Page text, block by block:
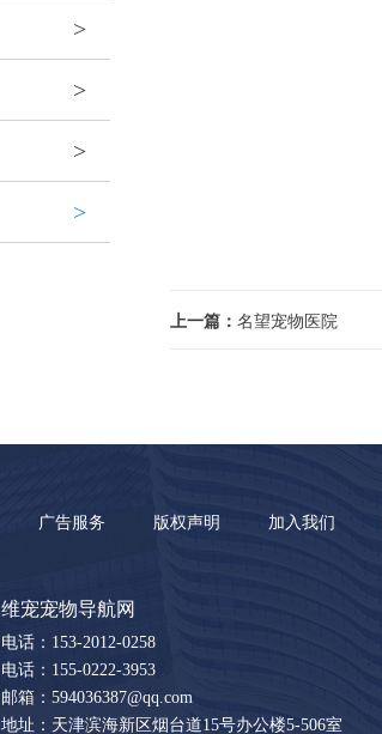
>
>
>
>
上一篇： 名望宠物医院
广告服务 版权声明 加入我们
维宠宠物导航网
电话：153-2012-0258
电话：155-0222-3953
邮箱：594036387@qq.com
地址：天津滨海新区烟台道15号办公楼5-506室